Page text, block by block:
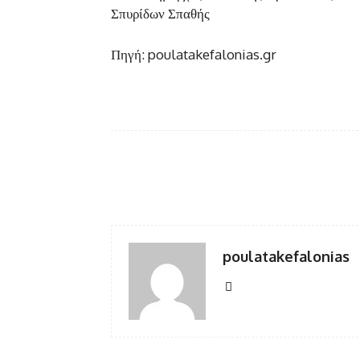
Σπυρίδων Σπαθής
Πηγή: poulatakefalonias.gr
poulatakefalonias